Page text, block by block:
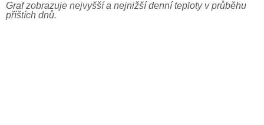
Graf zobrazuje nejvyšší a nejnižší denní teploty v průběhu
příštích dnů.